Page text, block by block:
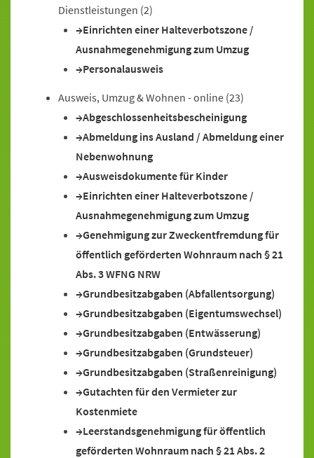
Dienstleistungen (2)
Einrichten einer Halteverbotszone /
Ausnahmegenehmigung zum Umzug
Personalausweis
Ausweis, Umzug & Wohnen - online (23)
Abgeschlossenheitsbescheinigung
Abmeldung ins Ausland / Abmeldung einer
Nebenwohnung
Ausweisdokumente für Kinder
Einrichten einer Halteverbotszone /
Ausnahmegenehmigung zum Umzug
Genehmigung zur Zweckentfremdung für
öffentlich geförderten Wohnraum nach § 21
Abs. 3 WFNG NRW
Grundbesitzabgaben (Abfallentsorgung)
Grundbesitzabgaben (Eigentumswechsel)
Grundbesitzabgaben (Entwässerung)
Grundbesitzabgaben (Grundsteuer)
Grundbesitzabgaben (Straßenreinigung)
Gutachten für den Vermieter zur
Kostenmiete
Leerstandsgenehmigung für öffentlich
geförderten Wohnraum nach § 21 Abs. 2